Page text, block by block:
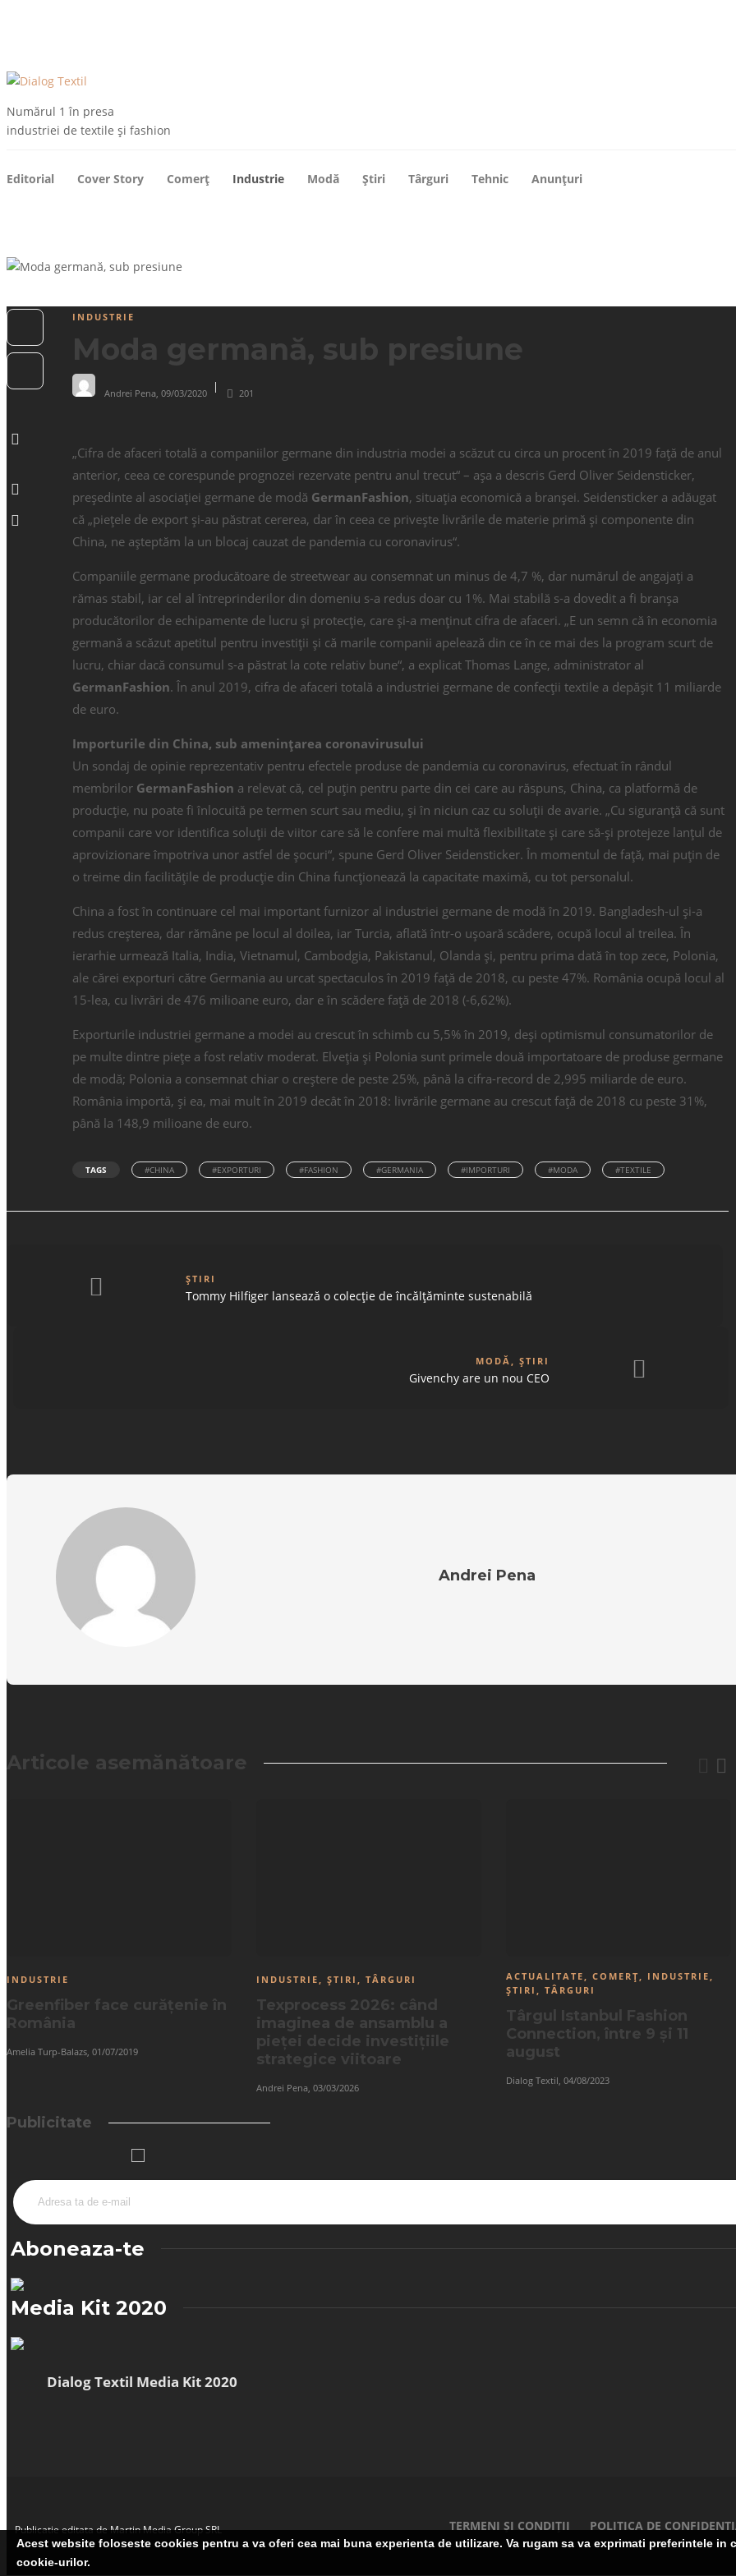
Numărul 1 în presa
industriei de textile și fashion
Editorial Cover Story Comerț Industrie Modă Știri Târguri Tehnic Anunțuri
INDUSTRIE
Moda germană, sub presiune
Andrei Pena, 09/03/2020 201
„Cifra de afaceri totală a companiilor germane din industria modei a scăzut cu circa un procent în 2019 față de anul
anterior, ceea ce corespunde prognozei rezervate pentru anul trecut“ – așa a descris Gerd Oliver Seidensticker,
președinte al asociației germane de modă GermanFashion, situația economică a branșei. Seidensticker a adăugat
că „piețele de export și-au păstrat cererea, dar în ceea ce privește livrările de materie primă și componente din
China, ne așteptăm la un blocaj cauzat de pandemia cu coronavirus“.
Companiile germane producătoare de streetwear au consemnat un minus de 4,7 %, dar numărul de angajați a
rămas stabil, iar cel al întreprinderilor din domeniu s-a redus doar cu 1%. Mai stabilă s-a dovedit a fi branșa
producătorilor de echipamente de lucru și protecție, care și-a menținut cifra de afaceri. „E un semn că în economia
germană a scăzut apetitul pentru investiții și că marile companii apelează din ce în ce mai des la program scurt de
lucru, chiar dacă consumul s-a păstrat la cote relativ bune“, a explicat Thomas Lange, administrator al
GermanFashion. În anul 2019, cifra de afaceri totală a industriei germane de confecții textile a depășit 11 miliarde
de euro.
Importurile din China, sub amenințarea coronavirusului
Un sondaj de opinie reprezentativ pentru efectele produse de pandemia cu coronavirus, efectuat în rândul
membrilor GermanFashion a relevat că, cel puțin pentru parte din cei care au răspuns, China, ca platformă de
producție, nu poate fi înlocuită pe termen scurt sau mediu, și în niciun caz cu soluții de avarie. „Cu siguranță că sunt
companii care vor identifica soluții de viitor care să le confere mai multă flexibilitate și care să-și protejeze lanțul de
aprovizionare împotriva unor astfel de șocuri“, spune Gerd Oliver Seidensticker. În momentul de față, mai puțin de
o treime din facilitățile de producție din China funcționează la capacitate maximă, cu tot personalul.
China a fost în continuare cel mai important furnizor al industriei germane de modă în 2019. Bangladesh-ul și-a
redus creșterea, dar rămâne pe locul al doilea, iar Turcia, aflată într-o ușoară scădere, ocupă locul al treilea. În
ierarhie urmează Italia, India, Vietnamul, Cambodgia, Pakistanul, Olanda și, pentru prima dată în top zece, Polonia,
ale cărei exporturi către Germania au urcat spectaculos în 2019 față de 2018, cu peste 47%. România ocupă locul al
15-lea, cu livrări de 476 milioane euro, dar e în scădere față de 2018 (-6,62%).
Exporturile industriei germane a modei au crescut în schimb cu 5,5% în 2019, deși optimismul consumatorilor de
pe multe dintre piețe a fost relativ moderat. Elveția și Polonia sunt primele două importatoare de produse germane
de modă; Polonia a consemnat chiar o creștere de peste 25%, până la cifra-record de 2,995 miliarde de euro.
România importă, și ea, mai mult în 2019 decât în 2018: livrările germane au crescut față de 2018 cu peste 31%,
până la 148,9 milioane de euro.
TAGS #CHINA #EXPORTURI #FASHION #GERMANIA #IMPORTURI #MODA #TEXTILE
ȘTIRI
Tommy Hilfiger lansează o colecție de încălțăminte sustenabilă
MODĂ,ȘTIRI
Givenchy are un nou CEO
Andrei Pena
Articole asemănătoare
INDUSTRIE
Greenfiber face curățenie în
România
Amelia Turp-Balazs 01/07/2019
INDUSTRIE ȘTIRI TÂRGURI
Texprocess 2026: când
imaginea de ansamblu a
pieței decide investițiile
strategice viitoare
Andrei Pena 03/03/2026
ACTUALITATE COMERȚ INDUSTRIE
ȘTIRI
TÂRGURI
Târgul Istanbul Fashion
Connection, între 9 și 11
august
Dialog Textil 04/08/2023
Publicitate
Aboneaza-te
Media Kit 2020
Dialog Textil Media Kit 2020
Publicatie editata de Martin Media Group SRL TERMENI ȘI CONDIȚII POLITICA DE
Acest website foloseste cookies pentru a va oferi cea mai buna experienta de utilizare. Va rugam sa va exprimati preferintele in
cookie-urilor.